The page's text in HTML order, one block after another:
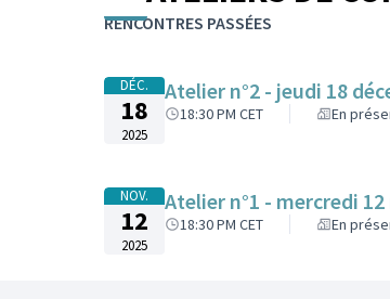
L'élément suivant est une carte qui
−
RENCONTRES PASSÉES
DÉC.
18
2025
Atelier n°2 - jeudi 18
18:30 PM CET En
NOV.
12
2025
Atelier n°1 - mercredi
18:30 PM CET En